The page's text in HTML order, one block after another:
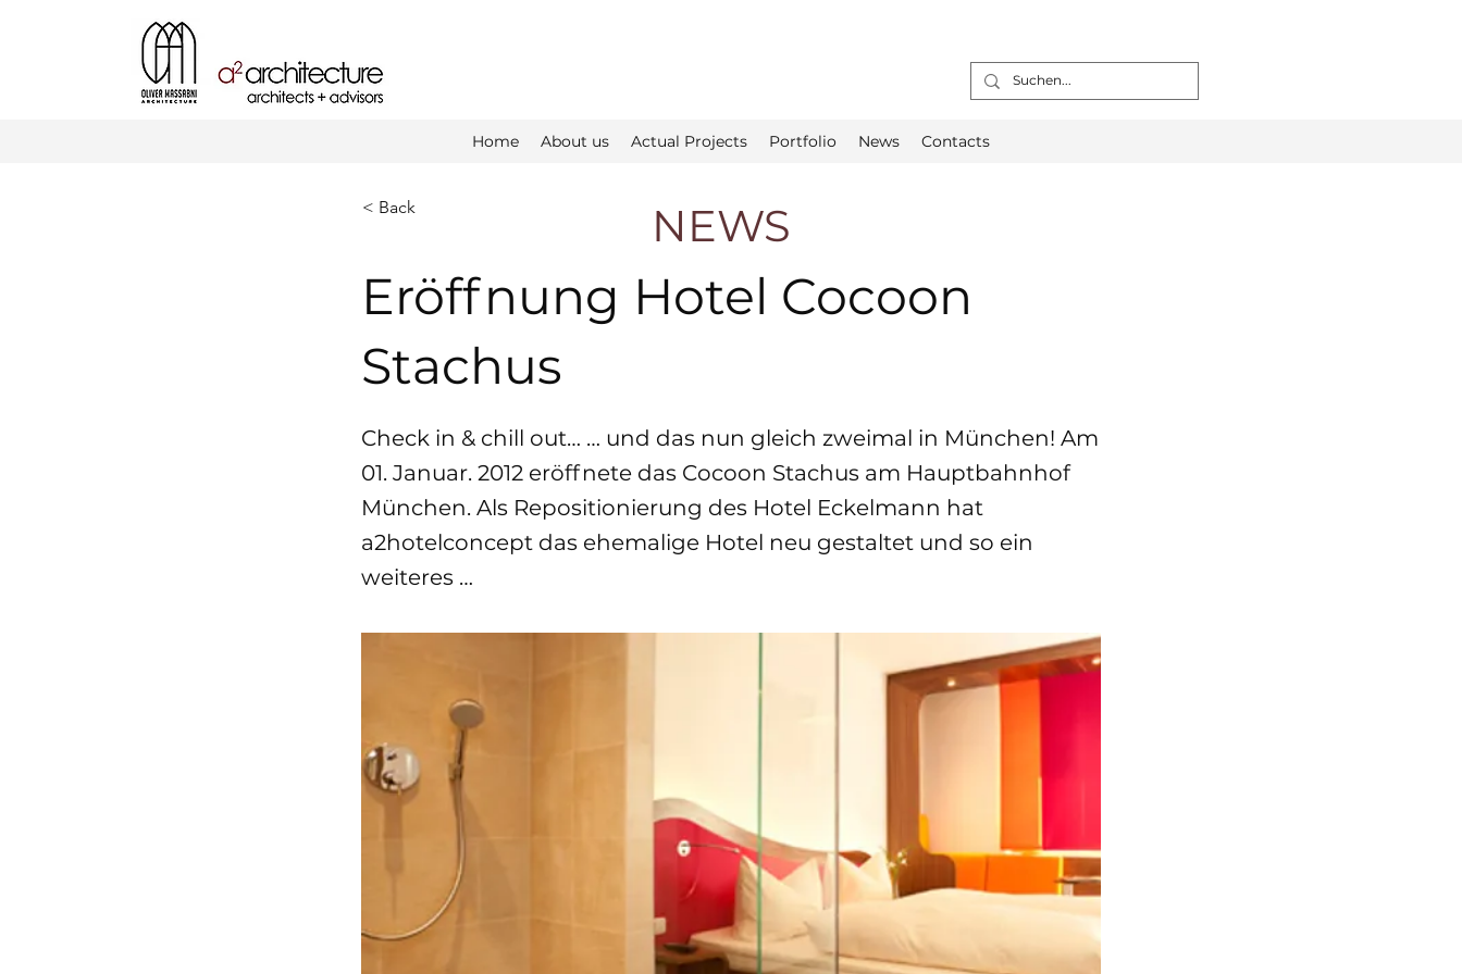
Home About us Actual Projects Portfolio News Contacts
< Back NEWS
Eröffnung Hotel Cocoon
Stachus
Check in & chill out… … und das nun gleich zweimal in München! Am
01. Januar. 2012 eröffnete das Cocoon Stachus am Hauptbahnhof
München. Als Repositionierung des Hotel Eckelmann hat
a2hotelconcept das ehemalige Hotel neu gestaltet und so ein
weiteres …